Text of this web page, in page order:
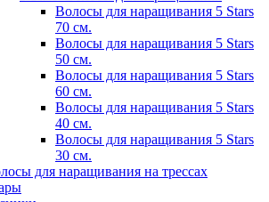
Волосы для наращивания 5 Stars
70 см.
Волосы для наращивания 5 Stars
50 см.
Волосы для наращивания 5 Stars
60 см.
Волосы для наращивания 5 Stars
40 см.
Волосы для наращивания 5 Stars
30 см.
для наращивания на трессах